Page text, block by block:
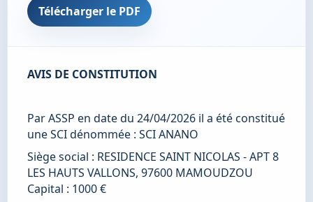
Télécharger le PDF
AVIS DE CONSTITUTION
Par ASSP en date du 24/04/2026 il a été constitué
une SCI dénommée : SCI ANANO
Siège social : RESIDENCE SAINT NICOLAS - APT 8
LES HAUTS VALLONS, 97600 MAMOUDZOU
Capital : 1000 €